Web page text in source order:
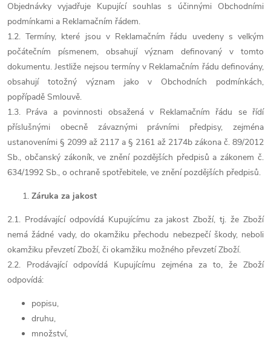
Objednávky vyjadřuje Kupující souhlas s účinnými Obchodními
podmínkami a Reklamačním řádem.
1.2. Termíny, které jsou v Reklamačním řádu uvedeny s velkým
počátečním písmenem, obsahují význam definovaný v tomto
dokumentu. Jestliže nejsou termíny v Reklamačním řádu definovány,
obsahují totožný význam jako v Obchodních podmínkách,
popřípadě Smlouvě.
1.3. Práva a povinnosti obsažená v Reklamačním řádu se řídí
příslušnými obecně závaznými právními předpisy, zejména
ustanoveními § 2099 až 2117 a § 2161 až 2174b zákona č. 89/2012
Sb., občanský zákoník, ve znění pozdějších předpisů a zákonem č.
634/1992 Sb., o ochraně spotřebitele, ve znění pozdějších předpisů.
Záruka za jakost
2.1. Prodávající odpovídá Kupujícímu za jakost Zboží, tj. že Zboží
nemá žádné vady, do okamžiku přechodu nebezpečí škody, neboli
okamžiku převzetí Zboží, či okamžiku možného převzetí Zboží.
2.2. Prodávající odpovídá Kupujícímu zejména za to, že Zboží
odpovídá:
popisu,
druhu,
množství,